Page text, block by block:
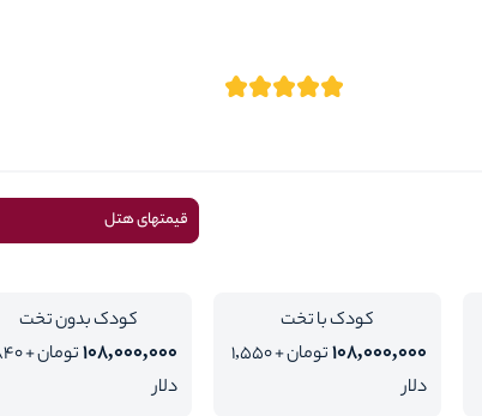
قیمتهای هتل
کودک با تخت
108,000,000
تومان + 1,550
دلار
کودک بدون تخت
108,000,000
تومان
دلار